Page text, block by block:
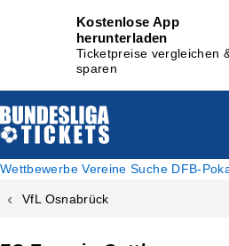
Kostenlose App
herunterladen
Ticketpreise vergleichen
sparen
Wettbewerbe Vereine Suche DFB-
VfL Osnabrück